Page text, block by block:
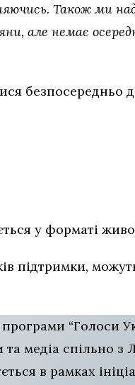
Також ми
але немає
безпосередньо
у форматі
підтримки,
“Голоси
медіа спільно з
в рамках